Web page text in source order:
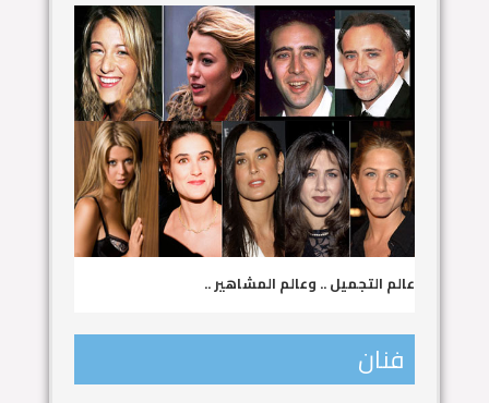
عالم التجميل .. وعالم المشاهير ..
فنان